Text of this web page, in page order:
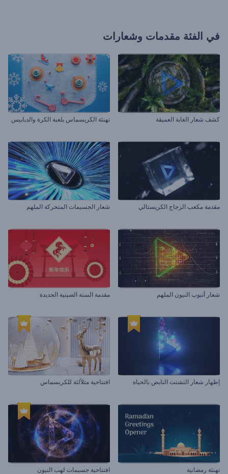
في الفئة مقدمات وشعارات
كشف شعار الغابة العميقة تهنئة الكريسماس بلعبة الكرة والدبابيس
مقدمة مكعب الزجاج الكريستالي شعار الجسيمات المتحركة الملهم
شعار أنبوب النيون الملهم مقدمة السنة الصينية الجديدة
إظهار شعار التشتت النابض بالحياة افتتاحية متلألئة للكريسماس
تهنئة رمضانية افتتاحية جسيمات لهب النيون